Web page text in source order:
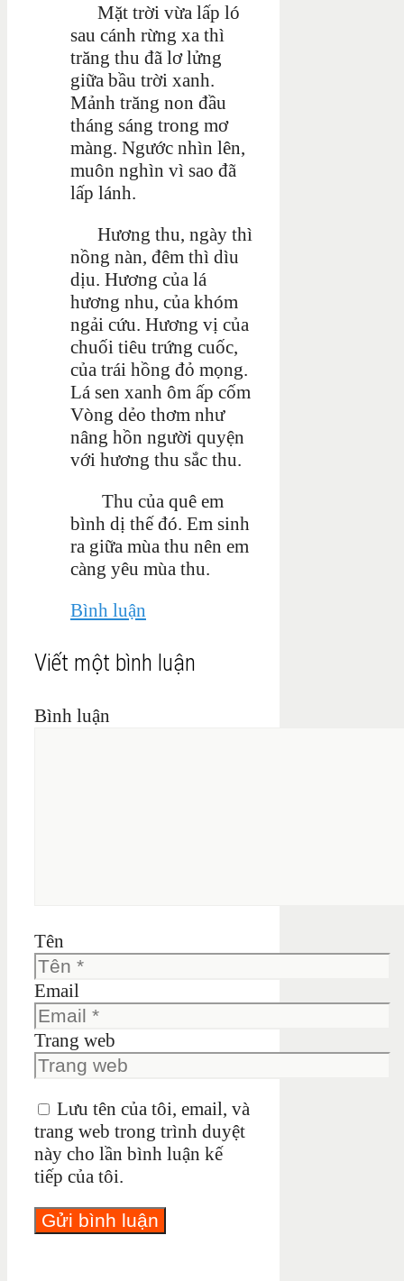
Mặt trời vừa lấp ló
sau cánh rừng xa thì
trăng thu đã lơ lửng
giữa bầu trời xanh.
Mảnh trăng non đầu
tháng sáng trong mơ
màng. Ngước nhìn lên,
muôn nghìn vì sao đã
lấp lánh.
Hương thu, ngày thì
nồng nàn, đêm thì dìu
dịu. Hương của lá
hương nhu, của khóm
ngải cứu. Hương vị của
chuối tiêu trứng cuốc,
của trái hồng đỏ mọng.
Lá sen xanh ôm ấp cốm
Vòng dẻo thơm như
nâng hồn người quyện
với hương thu sắc thu.
Thu của quê em
bình dị thế đó. Em sinh
ra giữa mùa thu nên em
càng yêu mùa thu.
Bình luận
Viết một bình luận
Bình luận
Tên
Email
Trang web
Lưu tên của tôi, email, và
trang web trong trình duyệt
này cho lần bình luận kế
tiếp của tôi.